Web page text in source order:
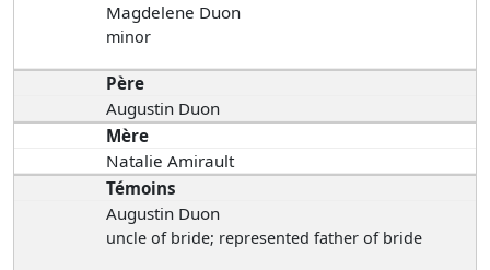
Magdelene Duon
minor
Père
Augustin Duon
Mère
Natalie Amirault
Témoins
Augustin Duon
uncle of bride; represented father of bride